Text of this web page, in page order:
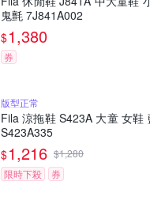
鬼氈 7J841A002
$1,380
券
版型正常
Fila 涼拖鞋 S423A 大童 女鞋
S423A335
$1,216 $1,280
限時下殺
券